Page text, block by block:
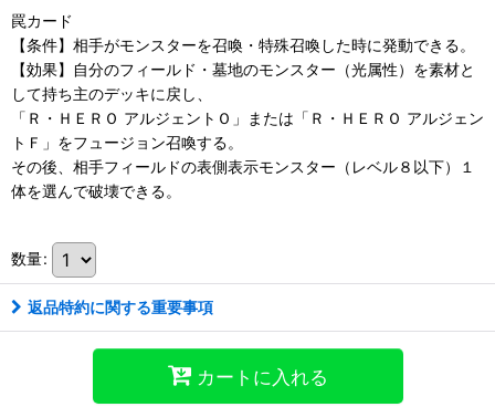
罠カード
【条件】相手がモンスターを召喚・特殊召喚した時に発動できる。
【効果】自分のフィールド・墓地のモンスター（光属性）を素材と
して持ち主のデッキに戻し、
「Ｒ・ＨＥＲＯ アルジェントＯ」または「Ｒ・ＨＥＲＯ アルジェン
トＦ」をフュージョン召喚する。
その後、相手フィールドの表側表示モンスター（レベル８以下）１
体を選んで破壊できる。
数量:
返品特約に関する重要事項
カートに入れる